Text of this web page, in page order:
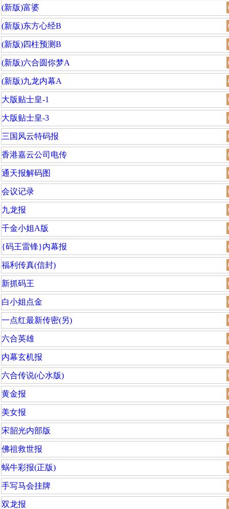
(新版)富婆
(新版)东方心经B
(新版)四柱预测B
(新版)六合圆你梦A
(新版)九龙内幕A
大版贴士皇-1
大版贴士皇-3
三国风云特码报
香港嘉云公司电传
通天报解码图
会议记录
九龙报
千金小姐A版
{码王雷锋}内幕报
福利传真(信封)
新抓码王
白小姐点金
一点红最新传密(另)
六合英雄
内幕玄机报
六合传说(心水版)
黄金报
美女报
宋韶光内部版
佛祖救世报
蜗牛彩报(正版)
手写马会挂牌
双龙报